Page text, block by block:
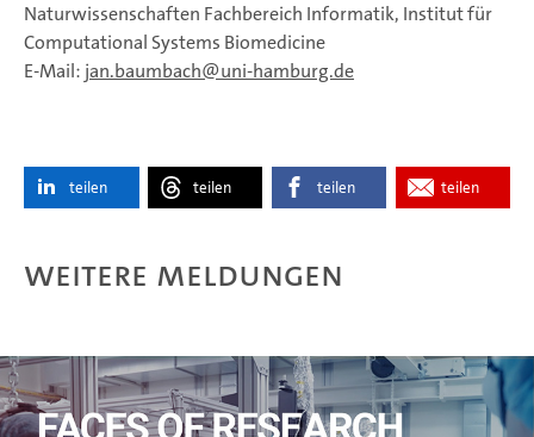
Naturwissenschaften Fachbereich Informatik, Institut für
Computational Systems Biomedicine
E-Mail: jan.baumbach uni-hamburg.de
teilen teilen teilen teilen
Weitere Meldungen